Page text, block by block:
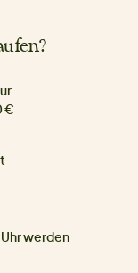
€
werden